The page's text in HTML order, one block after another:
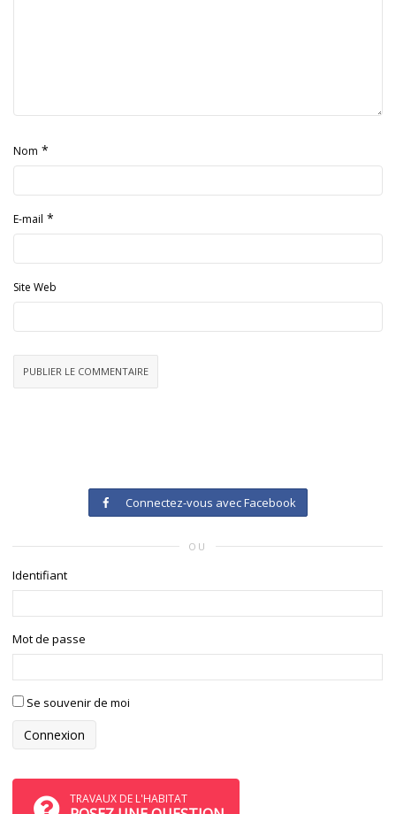
Nom *
E-mail *
Site Web
Connectez-vous avec Facebook
OU
Identifiant
Mot de passe
Se souvenir de moi
TRAVAUX DE L'HABITAT